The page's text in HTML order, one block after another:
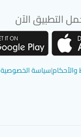
التطبيق الآن
|سياسة الخصوصية